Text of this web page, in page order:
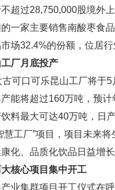
超过28,750,000股境外
一家主要销售南酸枣食
场32.4%的份额，位居行
厂月底投产
可口可乐昆山工厂将于
能将超过160万吨，预
料最大可达40万吨，日
慧工厂”项目，项目未来
化、品质化饮品日益增
核心项目集中开工
业集群项目开工仪式在